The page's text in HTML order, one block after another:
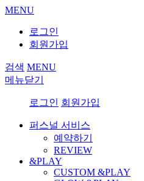
MENU
로그인
회원가입
검색 MENU
메뉴닫기
로그인 회원가입
퍼스널 서비스
예약하기
REVIEW
&PLAY
CUSTOM &PLAY